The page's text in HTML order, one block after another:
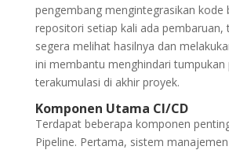
pengembang mengintegrasikan kode
repositori setiap kali ada pembaruan,
segera melihat hasilnya dan
ini membantu menghindari tumpukan
terakumulasi di akhir proyek.
Komponen Utama CI/CD
Terdapat beberapa komponen
Pipeline. Pertama, sistem